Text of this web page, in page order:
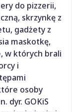
do pizzerii,
skrzynkę z
gadżety z
maskotkę,
w których brali
i
osoby
dyr. GOKiS